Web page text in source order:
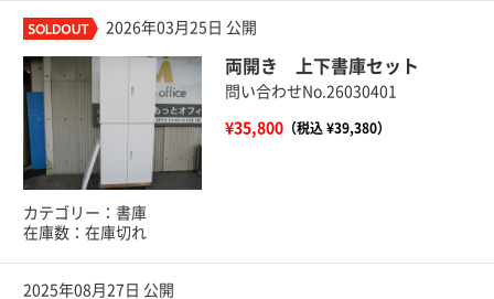
2026年03月25日 公開
両開き 上下書庫セット
問い合わせNo.26030401
¥35,800（税込 ¥39,380）
カテゴリー：書庫
在庫数：在庫切れ
2025年08月27日 公開